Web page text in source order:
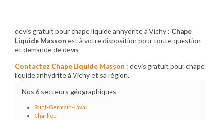
devis gratuit pour chape liquide anhydrite à Vichy : Chape
Liquide Masson est à votre disposition pour toute question
et demande de devis
Contactez Chape Liquide Masson : devis gratuit pour chape
liquide anhydrite à Vichy et sa région.
Nos 6 secteurs géographiques
Saint-Germain-Laval
Charlieu